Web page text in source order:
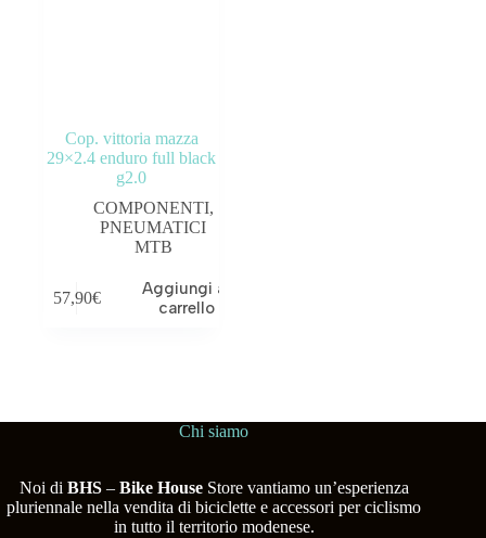
OUTLET
Cop. vittoria mazza
29×2.4 enduro full black
g2.0
COMPONENTI,
PNEUMATICI
MTB
57,90€
Aggiungi al
carrello
Chi siamo
Noi di BHS– Bike HouseStore vantiamo un’esperienza
pluriennale nella vendita di biciclette e accessori per ciclismo
in tutto il territorio modenese.